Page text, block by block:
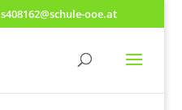
s408162@schule-ooe.at